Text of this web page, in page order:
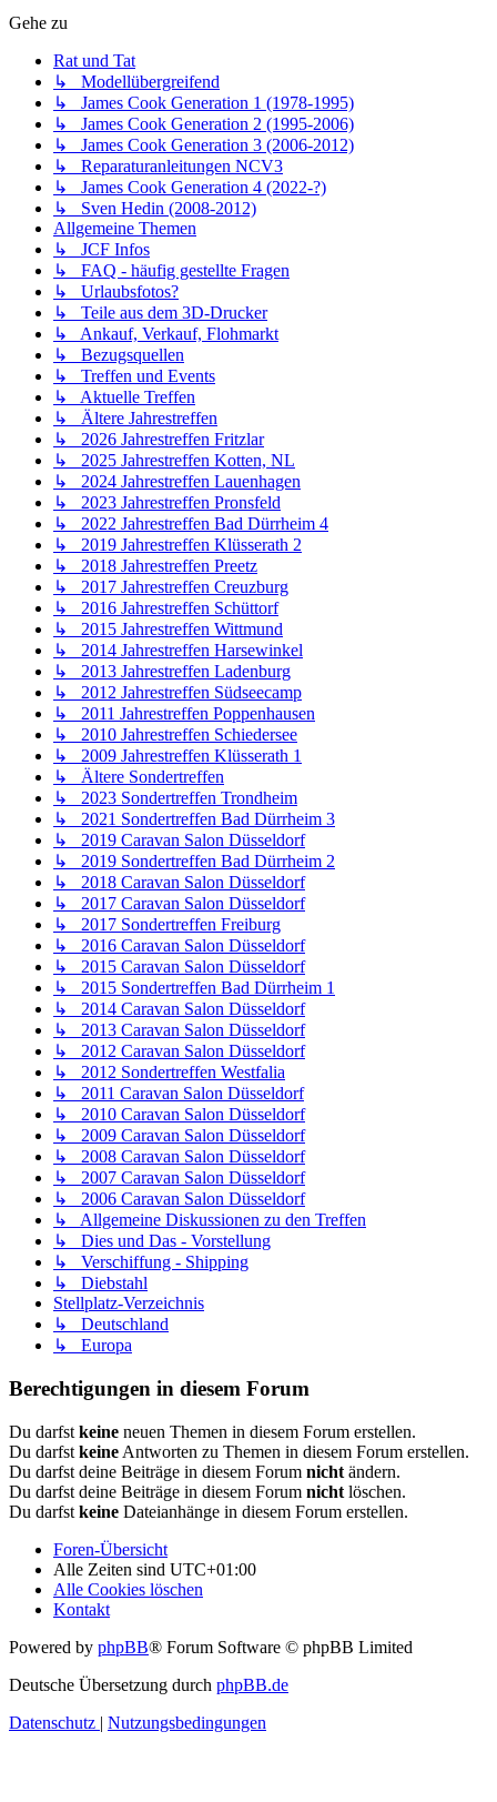
Gehe zu
Rat und Tat
↳ Modellübergreifend
↳ James Cook Generation 1 (1978-1995)
↳ James Cook Generation 2 (1995-2006)
↳ James Cook Generation 3 (2006-2012)
↳ Reparaturanleitungen NCV3
↳ James Cook Generation 4 (2022-?)
↳ Sven Hedin (2008-2012)
Allgemeine Themen
↳ JCF Infos
↳ FAQ - häufig gestellte Fragen
↳ Urlaubsfotos?
↳ Teile aus dem 3D-Drucker
↳ Ankauf, Verkauf, Flohmarkt
↳ Bezugsquellen
↳ Treffen und Events
↳ Aktuelle Treffen
↳ Ältere Jahrestreffen
↳ 2026 Jahrestreffen Fritzlar
↳ 2025 Jahrestreffen Kotten, NL
↳ 2024 Jahrestreffen Lauenhagen
↳ 2023 Jahrestreffen Pronsfeld
↳ 2022 Jahrestreffen Bad Dürrheim 4
↳ 2019 Jahrestreffen Klüsserath 2
↳ 2018 Jahrestreffen Preetz
↳ 2017 Jahrestreffen Creuzburg
↳ 2016 Jahrestreffen Schüttorf
↳ 2015 Jahrestreffen Wittmund
↳ 2014 Jahrestreffen Harsewinkel
↳ 2013 Jahrestreffen Ladenburg
↳ 2012 Jahrestreffen Südseecamp
↳ 2011 Jahrestreffen Poppenhausen
↳ 2010 Jahrestreffen Schiedersee
↳ 2009 Jahrestreffen Klüsserath 1
↳ Ältere Sondertreffen
↳ 2023 Sondertreffen Trondheim
↳ 2021 Sondertreffen Bad Dürrheim 3
↳ 2019 Caravan Salon Düsseldorf
↳ 2019 Sondertreffen Bad Dürrheim 2
↳ 2018 Caravan Salon Düsseldorf
↳ 2017 Caravan Salon Düsseldorf
↳ 2017 Sondertreffen Freiburg
↳ 2016 Caravan Salon Düsseldorf
↳ 2015 Caravan Salon Düsseldorf
↳ 2015 Sondertreffen Bad Dürrheim 1
↳ 2014 Caravan Salon Düsseldorf
↳ 2013 Caravan Salon Düsseldorf
↳ 2012 Caravan Salon Düsseldorf
↳ 2012 Sondertreffen Westfalia
↳ 2011 Caravan Salon Düsseldorf
↳ 2010 Caravan Salon Düsseldorf
↳ 2009 Caravan Salon Düsseldorf
↳ 2008 Caravan Salon Düsseldorf
↳ 2007 Caravan Salon Düsseldorf
↳ 2006 Caravan Salon Düsseldorf
↳ Allgemeine Diskussionen zu den Treffen
↳ Dies und Das - Vorstellung
↳ Verschiffung - Shipping
↳ Diebstahl
Stellplatz-Verzeichnis
↳ Deutschland
↳ Europa
Berechtigungen in diesem Forum
Du darfst keine neuen Themen in diesem Forum erstellen.
Du darfst keine Antworten zu Themen in diesem Forum erstellen.
Du darfst deine Beiträge in diesem Forum nicht ändern.
Du darfst deine Beiträge in diesem Forum nicht löschen.
Du darfst keine Dateianhänge in diesem Forum erstellen.
Foren-Übersicht
Alle Zeiten sind UTC+01:00
Alle Cookies löschen
Kontakt
Powered by phpBB® Forum Software © phpBB Limited
Deutsche Übersetzung durch phpBB.de
Datenschutz | Nutzungsbedingungen